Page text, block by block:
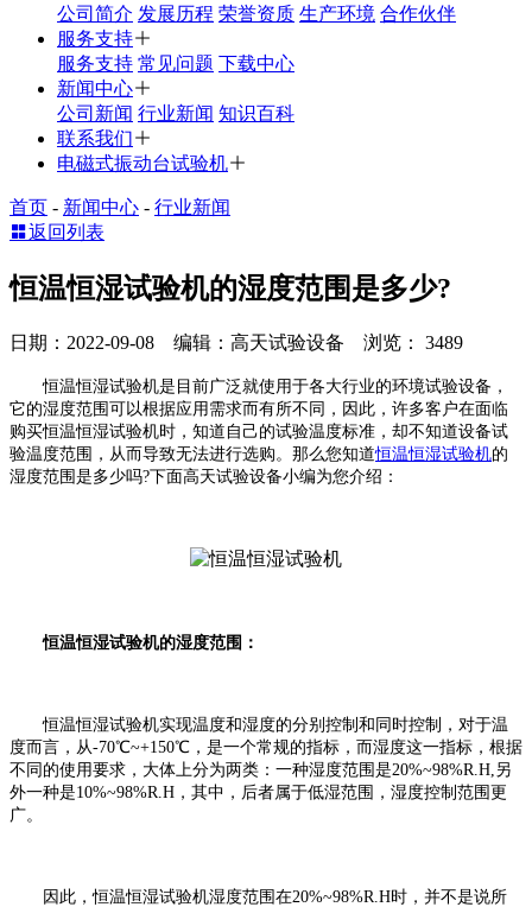
公司简介 发展历程 荣誉资质 生产环境 合作伙伴
服务支持
服务支持 常见问题 下载中心
新闻中心
公司新闻 行业新闻 知识百科
联系我们
电磁式振动台试验机
首页 - 新闻中心 - 行业新闻
返回列表
恒温恒湿试验机的湿度范围是多少?
日期：2022-09-08 编辑：高天试验设备 浏览： 3489
恒温恒湿试验机是目前广泛就使用于各大行业的环境试验设备，
它的湿度范围可以根据应用需求而有所不同，因此，许多客户在面临
购买恒温恒湿试验机时，知道自己的试验温度标准，却不知道设备试
验温度范围，从而导致无法进行选购。那么您知道恒温恒湿试验机的
湿度范围是多少吗?下面高天试验设备小编为您介绍：
恒温恒湿试验机的湿度范围：
恒温恒湿试验机实现温度和湿度的分别控制和同时控制，对于温
度而言，从-70℃~+150℃，是一个常规的指标，而湿度这一指标，根据
不同的使用要求，大体上分为两类：一种湿度范围是20%~98%R.H,另
外一种是10%~98%R.H，其中，后者属于低湿范围，湿度控制范围更
广。
因此，恒温恒湿试验机湿度范围在20%~98%R.H时，并不是说所